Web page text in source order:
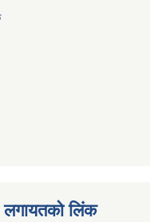
लगायतको लिंक